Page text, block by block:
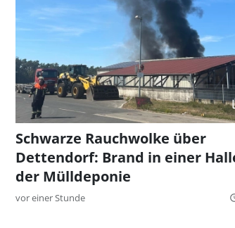
Schwarze Rauchwolke über
Dettendorf: Brand in einer
der Mülldeponie
vor einer Stunde